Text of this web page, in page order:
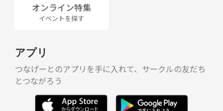
オンライン特集
イベントを探す
アプリ
つなげーとのアプリを手に入れて、サークルの友だち
とつながろう